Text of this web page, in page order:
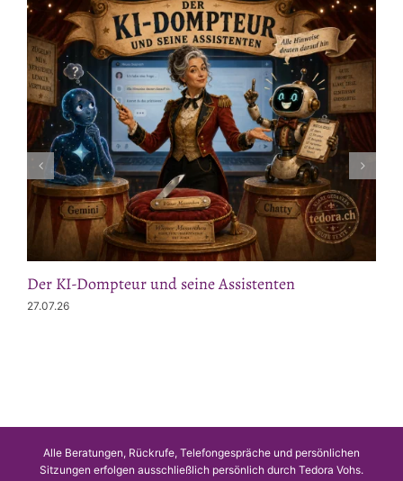
Der KI-Dompteur und seine Assistenten
27.07.26
Alle Beratungen, Rückrufe, Telefongespräche und persönlichen
Sitzungen erfolgen ausschließlich persönlich durch Tedora Vohs.